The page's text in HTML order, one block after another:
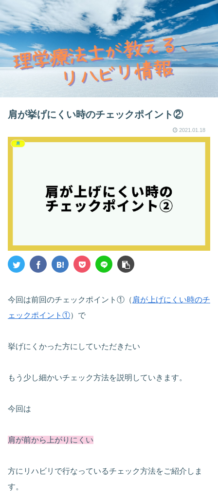
肩が挙げにくい時のチェックポイント②
2021.01.18
肩
今回は前回のチェックポイント①（ 肩が上げにくい時のチ
ェックポイント①）で
挙げにくかった方にしていただきたい
もう少し細かいチェック方法を説明していきます。
今回は
肩が前から上がりにくい
方にリハビリで行なっているチェック方法をご紹介しま
す。